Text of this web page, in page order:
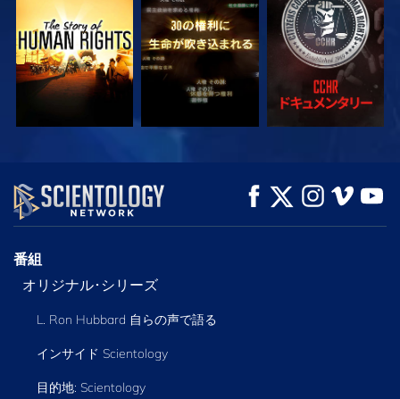
観る 観る 観る
観る シリーズを探求
番組
オリジナル･シリーズ
L. Ron Hubbard 自らの声で語る
インサイド Scientology
目的地: Scientology